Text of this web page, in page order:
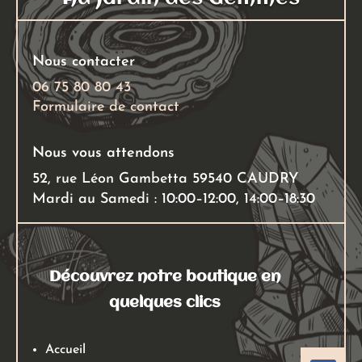
Nous contacter
06 75 80 80 43
Formulaire de contact
Nous vous attendons
52, rue Léon Gambetta 59540 CAUDRY
Mardi au Samedi : 10:00–12:00, 14:00–18:30
Découvrez notre boutique en
quelques clics
Accueil